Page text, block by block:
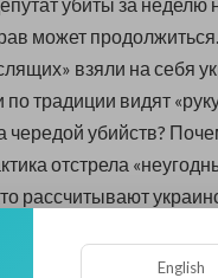
может
взяли на себя
традиции видят
чередой убийств?
отстрела
рассчитывают
Комментарии
English